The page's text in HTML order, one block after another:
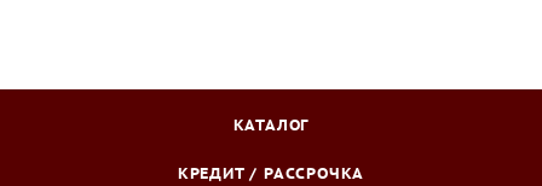
КАТАЛОГ
КРЕДИТ / РАССРОЧКА